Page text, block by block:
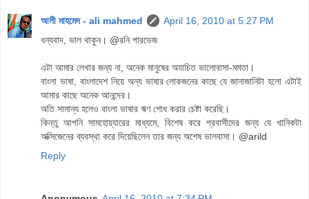
আলী মাহমেদ - ali mahmed
April 16, 2010 at 5:27 PM
ধন্যবাদ, ভাল থাকুন। @রনি পারভেজ
এটা আমার লেখার জন্য না, অনেক মানুষের অযাচিত ভালোবাসা-মমতা।
বাংলা ভাষা, বাংলাদেশ নিয়ে অন্য ভাষার লোকজনের কাছে যে জানাজানিটা হলো এটাই
আমার কাছে অনেক আনন্দের।
অতি সামান্য হলেও বাংলা ভাষার ঋণ শোধ করার চেষ্টা করেছি।
কিন্তু আপনি সামহোয়্যারের মাধ্যমে, বিশেষ করে প্রবাসীদের জন্য যে খানিকটা
অক্সিজেনের ব্যবস্থা করে দিয়েছিলেন তার জন্য অশেষ ভালবাসা। @arild
Reply